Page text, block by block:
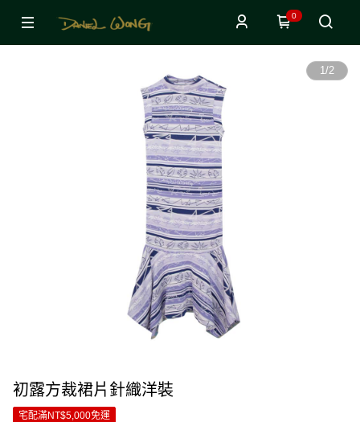
0
1/2
初露方裁裙片針織洋裝
宅配滿NT$5,000免運